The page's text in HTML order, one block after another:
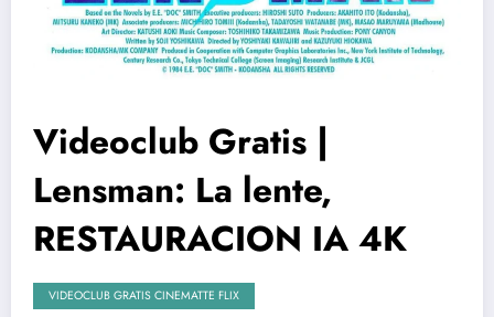
Videoclub Gratis |
Lensman: La lente,
RESTAURACION IA 4K
VIDEOCLUB GRATIS CINEMATTE FLIX